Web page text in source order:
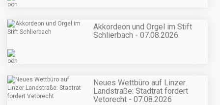
Akkordeon und Orgel im Stift
Schlierbach - 07.08.2026
Neues Wettbüro auf Linzer
Landstraße: Stadtrat fordert
Vetorecht - 07.08.2026